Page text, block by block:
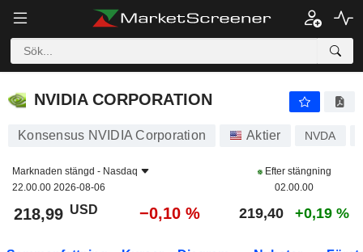
NVIDIA CORPORATION
NVIDIA CORPORATION
Konsensus NVIDIA Corporation Aktier NVDA
Marknaden stängd - Nasdaq
22.00.00 2026-08-06
Efter stängning
02.00.00
218,99 USD −0,10 % 219,40 +0,19 %